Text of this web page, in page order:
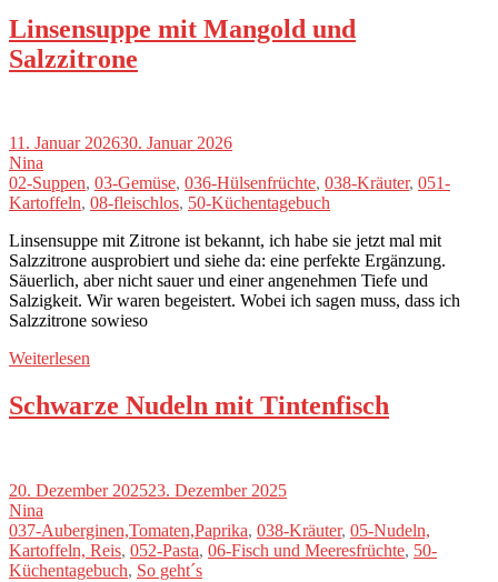
Linsensuppe mit Mangold und
Salzzitrone
11. Januar 202630. Januar 2026
Nina
02-Suppen, 03-Gemüse, 036-Hülsenfrüchte, 038-Kräuter, 051-
Kartoffeln, 08-fleischlos, 50-Küchentagebuch
Linsensuppe mit Zitrone ist bekannt, ich habe sie jetzt mal mit
Salzzitrone ausprobiert und siehe da: eine perfekte Ergänzung.
Säuerlich, aber nicht sauer und einer angenehmen Tiefe und
Salzigkeit. Wir waren begeistert. Wobei ich sagen muss, dass ich
Salzzitrone sowieso
Weiterlesen
Schwarze Nudeln mit Tintenfisch
20. Dezember 202523. Dezember 2025
Nina
037-Auberginen,Tomaten,Paprika, 038-Kräuter, 05-Nudeln,
Kartoffeln, Reis, 052-Pasta, 06-Fisch und Meeresfrüchte, 50-
Küchentagebuch, So geht´s